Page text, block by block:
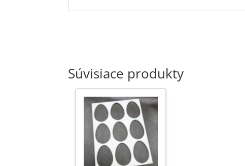
Súvisiace produkty